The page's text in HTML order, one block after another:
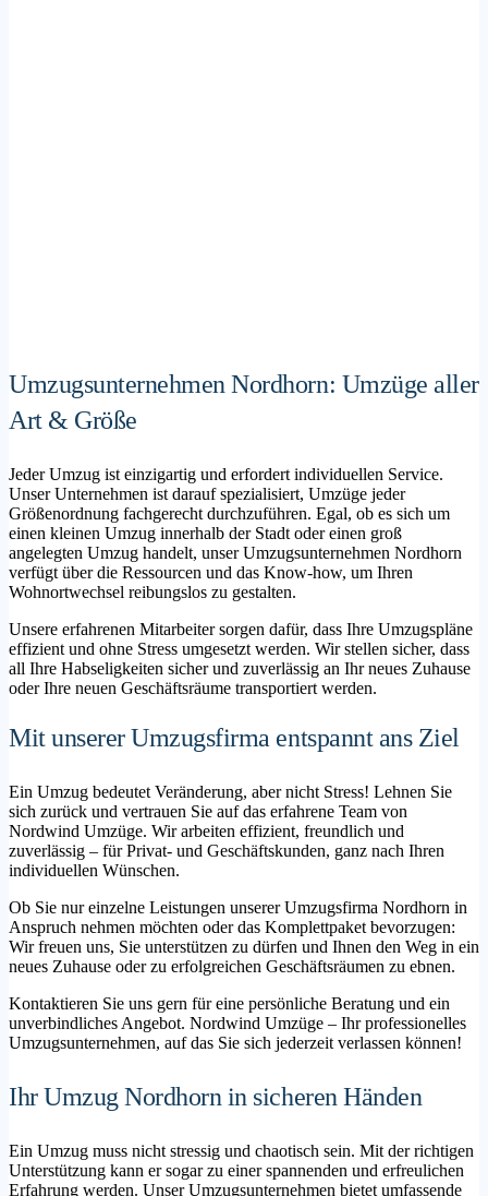
Umzugsunternehmen Nordhorn: Umzüge aller
Art & Größe
Jeder Umzug ist einzigartig und erfordert individuellen Service.
Unser Unternehmen ist darauf spezialisiert, Umzüge jeder
Größenordnung fachgerecht durchzuführen. Egal, ob es sich um
einen kleinen Umzug innerhalb der Stadt oder einen groß
angelegten Umzug handelt, unser Umzugsunternehmen Nordhorn
verfügt über die Ressourcen und das Know-how, um Ihren
Wohnortwechsel reibungslos zu gestalten.
Unsere erfahrenen Mitarbeiter sorgen dafür, dass Ihre Umzugspläne
effizient und ohne Stress umgesetzt werden. Wir stellen sicher, dass
all Ihre Habseligkeiten sicher und zuverlässig an Ihr neues Zuhause
oder Ihre neuen Geschäftsräume transportiert werden.
Mit unserer Umzugsfirma entspannt ans Ziel
Ein Umzug bedeutet Veränderung, aber nicht Stress! Lehnen Sie
sich zurück und vertrauen Sie auf das erfahrene Team von
Nordwind Umzüge. Wir arbeiten effizient, freundlich und
zuverlässig – für Privat- und Geschäftskunden, ganz nach Ihren
individuellen Wünschen.
Ob Sie nur einzelne Leistungen unserer Umzugsfirma Nordhorn in
Anspruch nehmen möchten oder das Komplettpaket bevorzugen:
Wir freuen uns, Sie unterstützen zu dürfen und Ihnen den Weg in ein
neues Zuhause oder zu erfolgreichen Geschäftsräumen zu ebnen.
Kontaktieren Sie uns gern für eine persönliche Beratung und ein
unverbindliches Angebot. Nordwind Umzüge – Ihr professionelles
Umzugsunternehmen, auf das Sie sich jederzeit verlassen können!
Ihr Umzug Nordhorn in sicheren Händen
Ein Umzug muss nicht stressig und chaotisch sein. Mit der richtigen
Unterstützung kann er sogar zu einer spannenden und erfreulichen
Erfahrung werden. Unser Umzugsunternehmen bietet umfassende